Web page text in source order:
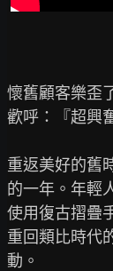
懷舊顧客樂歪
歡呼：『超興
重返美好的舊
的一年。年輕
使用復古摺疊
重回類比時代
動。